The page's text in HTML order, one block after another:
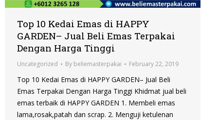
Top 10 Kedai Emas di HAPPY
GARDEN– Jual Beli Emas Terpakai
Dengan Harga Tinggi
Uncategorized By beliemasterpakai February 22, 2019
Top 10 Kedai Emas di HAPPY GARDEN– Jual Beli
Emas Terpakai Dengan Harga Tinggi Khidmat jual beli
emas terbaik di HAPPY GARDEN 1. Membeli emas
lama,rosak,patah dan scrap. 2. Menguji ketulenan